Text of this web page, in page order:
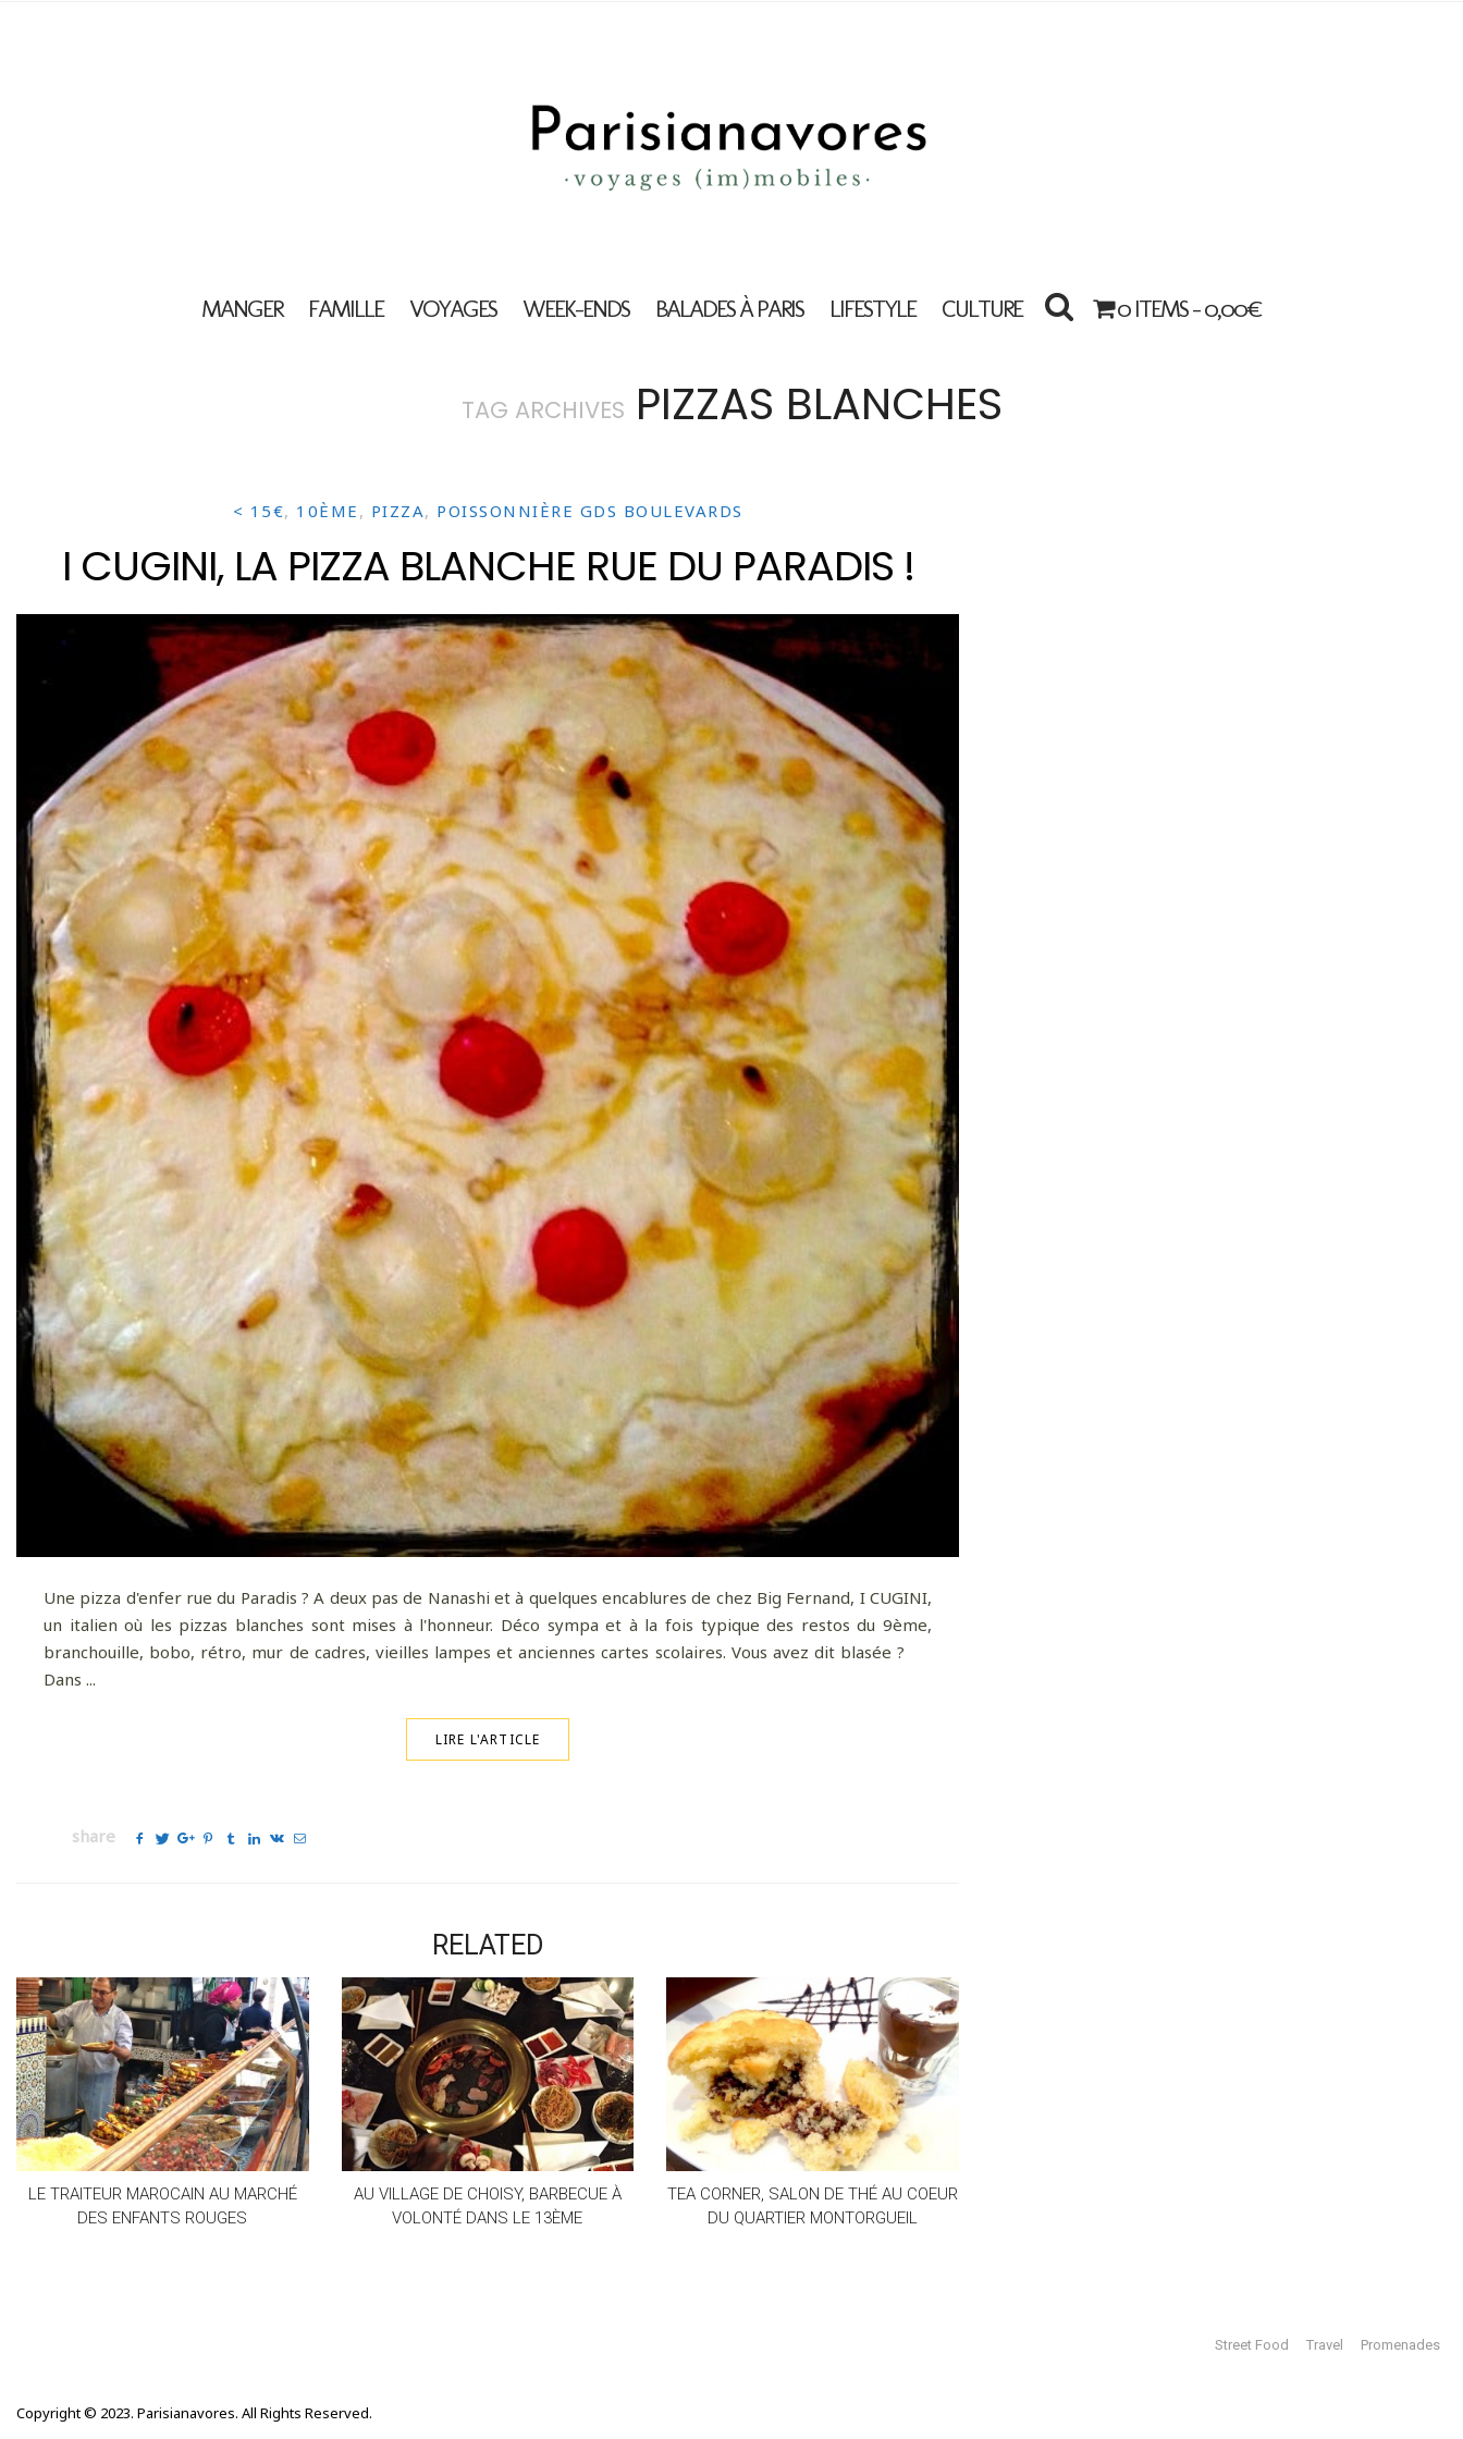
MANGER FAMILLE VOYAGES WEEK-ENDS BALADES À PARIS LIFESTYLE CULTURE 0 ITEMS -0,00€
TAG ARCHIVES PIZZAS BLANCHES
< 15€, 10ÈME , PIZZA, POISSONNIÈRE GDS BOULEVARDS
I CUGINI, LA PIZZA BLANCHE RUE DU PARADIS !
Une pizza d'enfer rue du Paradis ? A deux pas de Nanashi et à quelques encablures de chez Big Fernand, I CUGINI,
un italien où les pizzas blanches sont mises à l'honneur. Déco sympa et à la fois typique des restos du 9ème,
branchouille, bobo, rétro, mur de cadres, vieilles lampes et anciennes cartes scolaires. Vous avez dit blasée ?
Dans ...
LIRE L'ARTICLE
share
RELATED
LE TRAITEUR MAROCAIN AU MARCHÉ
DES ENFANTS ROUGES
AU VILLAGE DE CHOISY, BARBECUE À
VOLONTÉ DANS LE 13ÈME
TEA CORNER, SALON DE THÉ AU COEUR
DU QUARTIER MONTORGUEIL
Street Food Travel Promenades
Copyright © 2023. Parisianavores. All Rights Reserved.
Pour davantage de bonnes adresses, de voyages au coin de la
rue et au bout du monde,suivez-moi sur Instagram